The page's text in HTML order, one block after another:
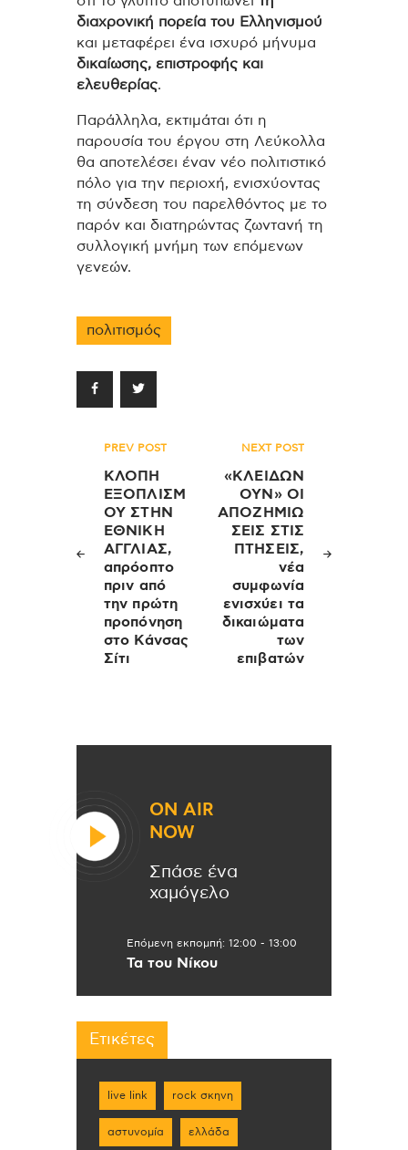
διαχρονική πορεία του Ελληνισμού
και μεταφέρει ένα ισχυρό μήνυμα
δικαίωσης, επιστροφής και
ελευθερίας.
Παράλληλα, εκτιμάται ότι η
παρουσία του έργου στη Λεύκολλα
θα αποτελέσει έναν νέο πολιτιστικό
πόλο για την περιοχή, ενισχύοντας
τη σύνδεση του παρελθόντος με το
παρόν και διατηρώντας ζωντανή τη
συλλογική μνήμη των επόμενων
γενεών.
πολιτισμός
Πλοήγηση
άρθρων
PREV POST
ΚΛΟΠΗ
ΕΞΟΠΛΙΣΜ
ΟΥ ΣΤΗΝ
ΕΘΝΙΚΗ
ΑΓΓΛΙΑΣ,
απρόοπτο
πριν από
την πρώτη
προπόνηση
στο Κάνσας
Σίτι
NEXT POST
«ΚΛΕΙΔΩΝ
ΟΥΝ» ΟΙ
ΑΠΟΖΗΜΙΩ
ΣΕΙΣ ΣΤΙΣ
ΠΤΗΣΕΙΣ,
νέα
συμφωνία
ενισχύει τα
δικαιώματα
των
επιβατών
ON AIR
NOW
Σπάσε ένα
χαμόγελο
Επόμενη εκπομπή: 12:00 - 13:00
Τα του Νίκου
Ετικέτες
live link rock σκηνη
αστυνομία ελλάδα